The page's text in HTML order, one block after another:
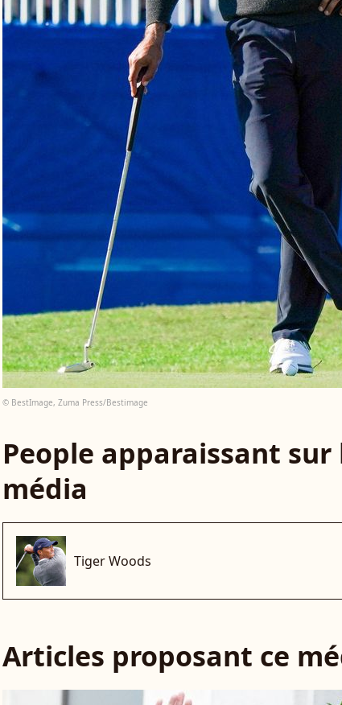
© BestImage, Zuma Press/Bestimage
People apparaissant sur
média
Tiger Woods
Articles proposant ce